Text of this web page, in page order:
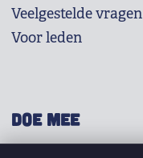
Veelgestelde vragen
Voor leden
DOE MEE